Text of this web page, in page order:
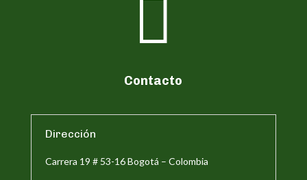

Contacto
Dirección
Carrera 19 # 53-16 Bogotá – Colombia